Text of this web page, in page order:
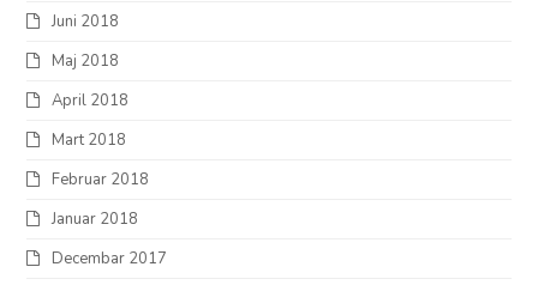
Juni 2018
Maj 2018
April 2018
Mart 2018
Februar 2018
Januar 2018
Decembar 2017